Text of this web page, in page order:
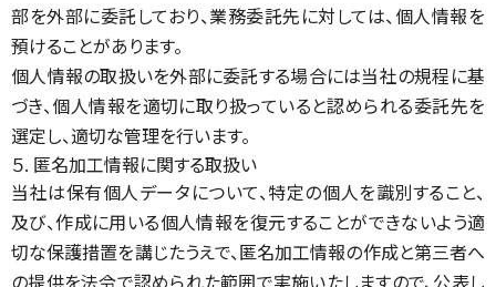
部を外部に委託しており、業務委託先に対しては、個人情報を
預けることがあります。
個人情報の取扱いを外部に委託する場合には当社の規程に基
づき、個人情報を適切に取り扱っていると認められる委託先を
選定し、適切な管理を行います。
５. 匿名加工情報に関する取扱い
当社は保有個人データについて、特定の個人を識別すること、
及び、作成に用いる個人情報を復元することができないよう適
切な保護措置を講じたうえで、匿名加工情報の作成と第三者へ
の提供を法令で認められた範囲で実施いたしますので、公表し